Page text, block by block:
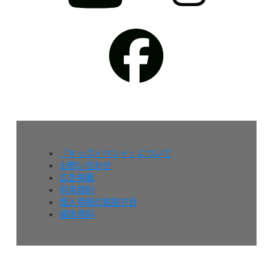
『キッズイベント』について
お問い合わせ
広告掲載
利用規約
個人情報の取扱方針
媒体資料